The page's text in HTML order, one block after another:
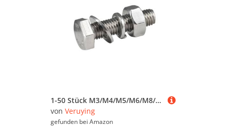
1-50 Stück M3/M4/M5/M6/M8/M10/M12/M14/M16/M18/M20/M22/M24 304 Edelstahl-Sechskantkopf-Bolzensets mit Muttern und Unterlegscheiben, M22x180mm
von Veruying
gefunden bei Amazon